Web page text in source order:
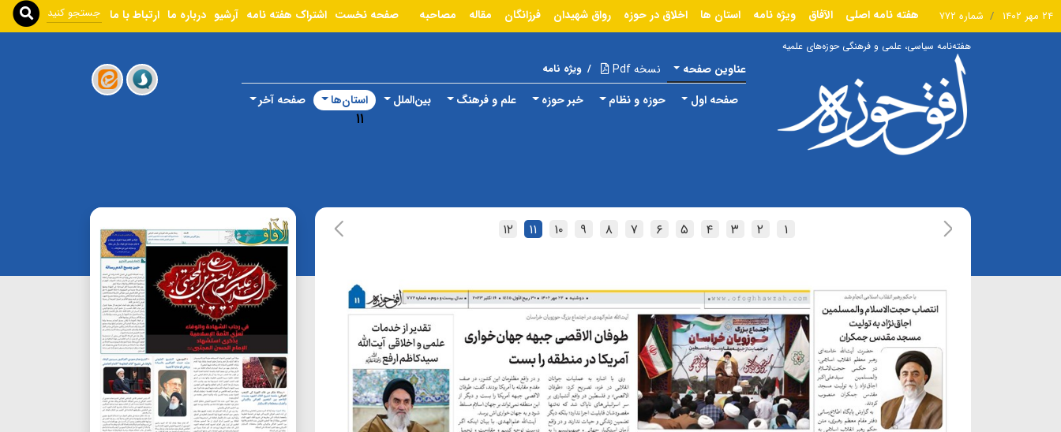
۲۴ مهر ۱۴۰۲ شماره ۷۷۲ هفته نامه اصلی الآفاق ویژه نامه استان ها اخلاق در حوزه رواق شهیدان فرزانگان مقاله مصاحبه صفحه نخست اشتراک هفته نامه آرشیو درباره ما ارتباط با ما
هفته‌نامه سیاسی، علمی و فرهنگی حوزه‌های علمیه
عناوین صفحه نسخه Pdf / ویژه نامه
صفحه اول حوزه و نظام خبر حوزه علم و فرهنگ بین‌الملل استان‌ها
۱۱
صفحه آخر
۱ ۲ ۳ ۴ ۵ ۶ ۷ ۸ ۹ ۱۰ ۱۱ ۱۲